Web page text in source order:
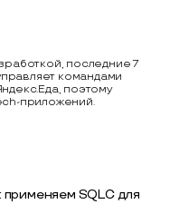
последние 7
командами
поэтому
приложений.
SQLC для